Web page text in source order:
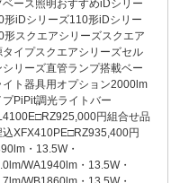
ベース照明おすすめiDシリー
形iDシリーズ110形iDシリー
形スクエアシリーズスクエア
タイプスクエアシリーズセル
シリーズ直管ランプ搭載ベー
イト器具用オプション2000lm
プPiPit調光ライトバー
円組合せ品
込XFX410PE□RZ935,400円
・13.5W・
WA1940lm・13.5W・